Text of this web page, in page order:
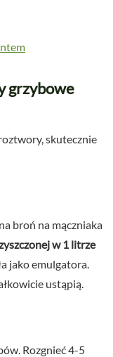
grzybowe
skutecznie
broń na mączniaka
w 1 litrze
jako emulgatora.
ustąpią.
Rozgnieć 4-5